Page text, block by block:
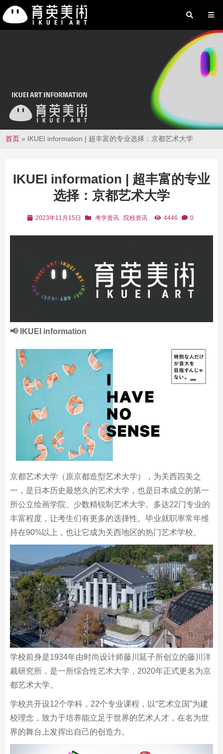
首页 » IKUEI information | 超丰富的专业选择：京都艺术大学
IKUEI information | 超丰富的专业
选择：京都艺术大学
2023年11月15日 考学资讯 院校资讯 4446 0
📢 IKUEI information
京都艺术大学（原京都造型艺术大学），为关西四美之
一，是日本历史最悠久的艺术大学，也是日本成立的第一
所公立绘画学院、少数精锐制艺术大学。多达22门专业的
丰富程度，让考生们有更多的选择性。毕业就职率常年维
持在90%以上，也让它成为关西地区的热门艺术学校。
学校前身是1934年由时尚设计师藤川延子所创立的藤川洋
裁研究所，是一所综合性艺术大学，2020年正式更名为京
都艺术大学。
学校共开设12个学科，22个专业课程，以“艺术立国”为建
校理念，致力于培养能立足于世界的艺术人才，在名为世
界的舞台上发挥出自己的创造力。